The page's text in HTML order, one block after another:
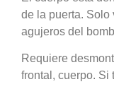
de la puerta. Solo
agujeros del
Requiere
frontal, cuerpo. Si